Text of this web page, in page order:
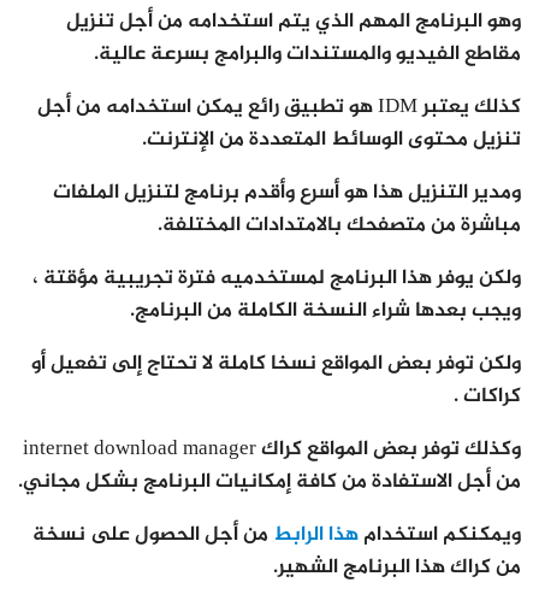
وهو البرنامج المهم الذي يتم استخدامه من أجل تنزيل
مقاطع الفيديو والمستندات والبرامج بسرعة عالية.
كذلك يعتبر IDM هو تطبيق رائع يمكن استخدامه من أجل
تنزيل محتوى الوسائط المتعددة من الإنترنت.
ومدير التنزيل هذا هو أسرع وأقدم برنامج لتنزيل الملفات
مباشرة من متصفحك بالامتدادات المختلفة.
ولكن يوفر هذا البرنامج لمستخدميه فترة تجريبية مؤقتة ،
ويجب بعدها شراء النسخة الكاملة من البرنامج.
ولكن توفر بعض المواقع نسخا كاملة لا تحتاج إلى تفعيل أو
كراكات .
وكذلك توفر بعض المواقع كراك internet download manager
من أجل الاستفادة من كافة إمكانيات البرنامج بشكل مجاني.
ويمكنكم استخدامهذا الرابط من أجل الحصول على نسخة
من كراك هذا البرنامج الشهير.